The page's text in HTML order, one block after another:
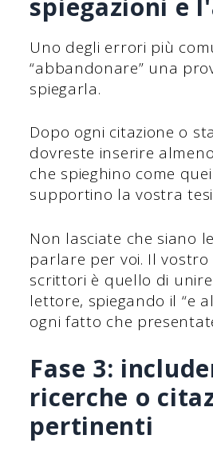
spiegazioni e
Uno degli errori più
“abbandonare” una
spiegarla.
Dopo ogni citazione o
dovreste inserire
che spieghino come
supportino la vostra tesi
Non lasciate che siano
parlare per voi. Il
scrittori è quello di
lettore, spiegando il “e
ogni fatto che
Fase 3:
ricerche o
pertinenti